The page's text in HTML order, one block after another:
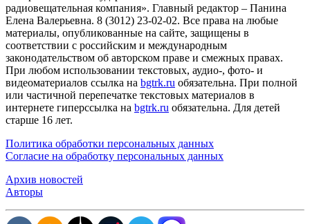
радиовещательная компания». Главный редактор – Панина
Елена Валерьевна. 8 (3012) 23-02-02. Все права на любые
материалы, опубликованные на сайте, защищены в
соответствии с российским и международным
законодательством об авторском праве и смежных правах.
При любом использовании текстовых, аудио-, фото- и
видеоматериалов ссылка на bgtrk.ru обязательна. При полной
или частичной перепечатке текстовых материалов в
интернете гиперссылка на bgtrk.ru обязательна. Для детей
старше 16 лет.
Политика обработки персональных данных
Согласие на обработку персональных данных
Архив новостей
Авторы